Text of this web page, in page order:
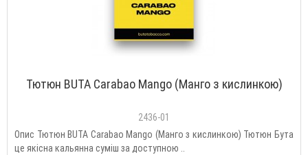
Тютюн BUTA Carabao Mango (Манго з кислинкою)
2436-01
Опис Тютюн BUTA Carabao Mango (Манго з кислинкою) Тютюн Бута
це якісна кальянна суміш за доступною ..